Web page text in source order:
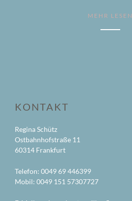
MEHR LESEN
KONTAKT
Regina Schütz
Ostbahnhofstraße 11
60314 Frankfurt
Telefon: 0049 69 446399
Mobil: 0049 151 57307727